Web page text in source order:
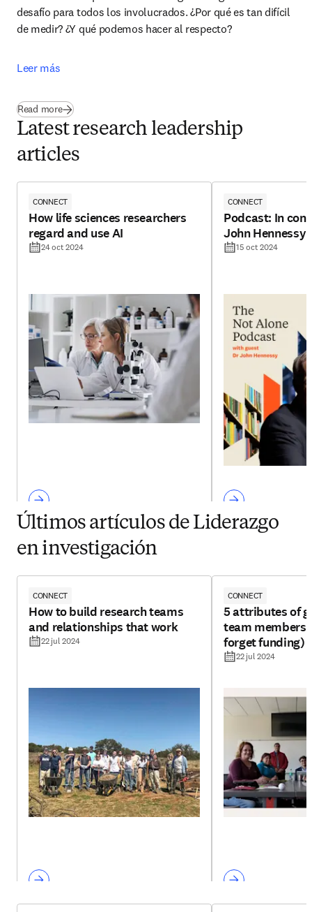
desafío para todos los involucrados. ¿Por qué es tan difícil
de medir? ¿Y qué podemos hacer al respecto?
Leer más
Read more
Latest research leadership
articles
CONNECT
How life sciences researchers
regard and use AI
24 oct 2024
CONNECT
Podcast: In
John Hennessy
15 oct 2024
Últimos artículos de Liderazgo
en investigación
CONNECT
How to build research teams
and relationships that work
22 jul 2024
CONNECT
5 attributes of
team members
forget funding)
22 jul 2024